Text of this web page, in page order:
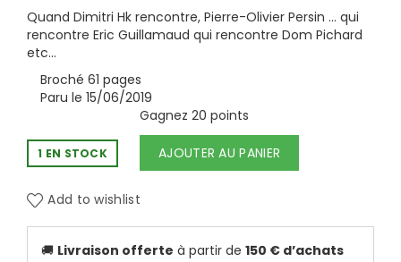
Quand Dimitri Hk rencontre, Pierre-Olivier Persin … qui
rencontre Eric Guillamaud qui rencontre Dom Pichard
etc…
Broché 61 pages
Paru le 15/06/2019
1 EN STOCK
Gagnez 20 points
AJOUTER AU PANIER
Add to wishlist
🚚 Livraison offerte à partir de 150 € d’achats